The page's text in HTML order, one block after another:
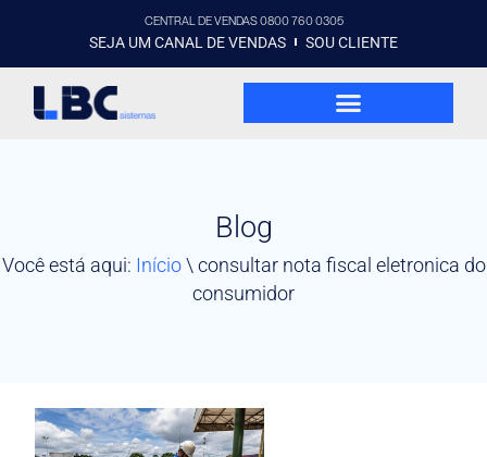
CENTRAL DE VENDAS 0800 760 0305
SEJA UM CANAL DE VENDAS SOU CLIENTE
Blog
Você está aqui: Início\ consultar nota fiscal eletronica do
consumidor